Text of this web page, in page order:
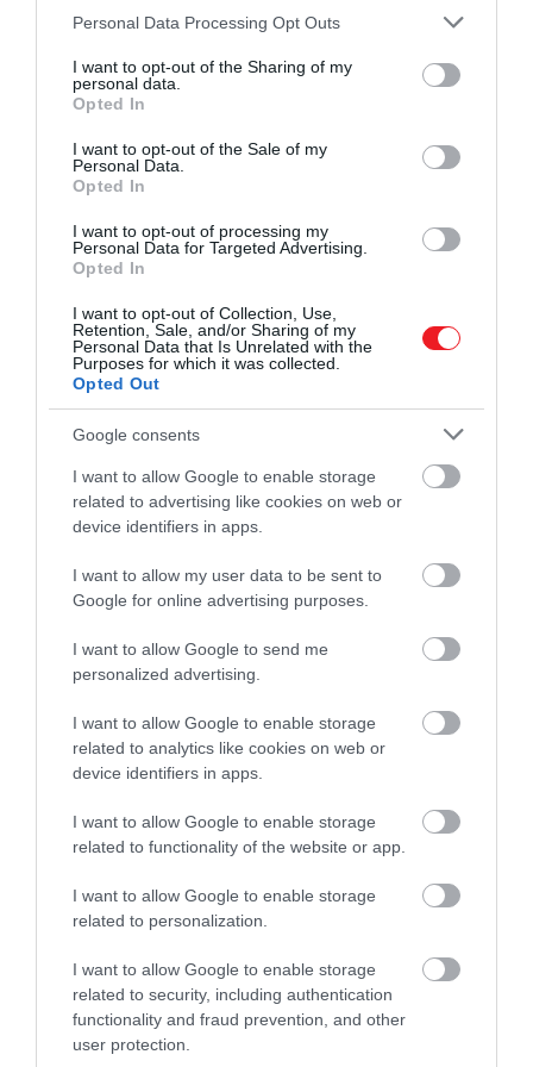
Please note that this website/app uses one or more Google
not limited to your visit or usage behaviour. You may click to
grant or deny consent to Google and its third-party tags to
use your data for below specified purposes in below Google
consent section.
Personal Data Processing Opt Outs
I want to opt-out of the Sharing of my
personal data.
Opted In
I want to opt-out of the Sale of my
Personal Data.
Opted In
I want to opt-out of processing my
Personal Data for Targeted Advertising.
Opted In
I want to opt-out of Collection, Use,
Retention, Sale, and/or Sharing of my
Personal Data that Is Unrelated with the
Purposes for which it was collected.
Opted Out
Google consents
I want to allow Google to enable storage
related to advertising like cookies on web or
device identifiers in apps.
I want to allow my user data to be sent to
Google for online advertising purposes.
I want to allow Google to send me
personalized advertising.
I want to allow Google to enable storage
related to analytics like cookies on web or
device identifiers in apps.
I want to allow Google to enable storage
related to functionality of the website or app.
I want to allow Google to enable storage
related to personalization.
I want to allow Google to enable storage
related to security, including authentication
functionality and fraud prevention, and other
user protection.
CYP1A2játszik fontos szerepet.Michelle Francl
koffein nem lép közvetlen reakcióba a
grapefruitlével; inkább arról lehet szó, hogy részben
koffein semlegesítésében vesznek részt.
Elméletben a koffein így lassabban ürülhet ki a
szervezetből.
A képlet azonban nem ennyire egyértelmű. Több
kutatás is vizsgálta a grapefruitlé és a koffein
kapcsolatát, vegyes eredményekkel. Egy 1993-as
tanulmány szerint a gyümölcs kismértékben, de
mérhetően lassította a koffein kiürülését a vérből.
Egy három évvel későbbi kutatás viszont arra jutott,
hogy egy átlagos pohár grapefruitlé nem változtatta
meg érdemben a koffein anyagcseréjét.
Ezt is nézd meg!
Még a koffeinmentes kávé is oldja a
stresszt egy új kutatás szerint
A tudomány mai állása alapján tehát a
grapefruitlének lehet némi hatása a koffein
személyenként is nagyon eltérő.
koffeint, másoknál egy csésze fekete hatása órákkal
később is érezhető marad.
eszpresszó így érdekes különlegességként jól
működik, de nem biztos módszer arra, hogy egész
nap kitartson a koffein hatása.